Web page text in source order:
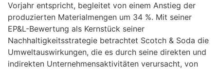
Vorjahr entspricht, begleitet von einem Anstieg der
produzierten Materialmengen um 34 %. Mit seiner
EP&L-Bewertung als Kernstück seiner
Nachhaltigkeitsstrategie betrachtet Scotch & Soda die
Umweltauswirkungen, die es durch seine direkten und
indirekten Unternehmensaktivitäten verursacht, von